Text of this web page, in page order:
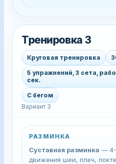
Тренировка 3
Круговая тренировка
5 упражнений, 3 сета,
сек.
С бегом
Вариант 3
РАЗМИНКА
Суставная разминка — 4-
движения шеи, плеч,